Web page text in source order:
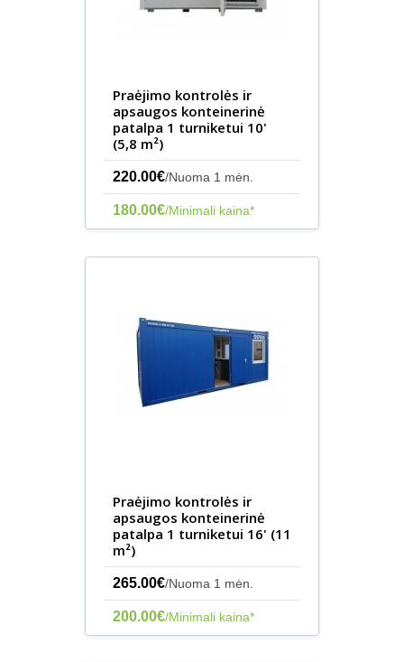
Praėjimo kontrolės ir
apsaugos konteinerinė
patalpa 1 turniketui 10'
(5,8 m²)
220.00€/Nuoma 1 mėn.
180.00€/Minimali kaina*
Praėjimo kontrolės ir
apsaugos konteinerinė
patalpa 1 turniketui 16' (11
m²)
265.00€/Nuoma 1 mėn.
200.00€/Minimali kaina*